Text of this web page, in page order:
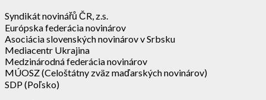
Syndikát novinářů ČR, z.s.
Európska federácia novinárov
Asociácia slovenských novinárov v Srbsku
Mediacentr Ukrajina
Medzinárodná federácia novinárov
MÚOSZ (Celoštátny zväz maďarských novinárov)
SDP (Poľsko)